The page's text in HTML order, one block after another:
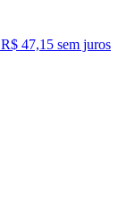
R$ 47,15 sem juros